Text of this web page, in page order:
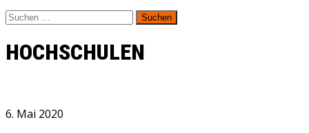
Suchen
nach:
HOCHSCHULEN
6. Mai 2020